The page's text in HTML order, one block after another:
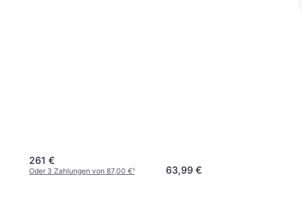
261 €
Oder 3 Zahlungen von 87,00 €¹ 63,99 €